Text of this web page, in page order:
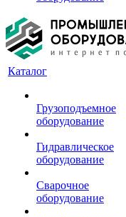
Каталог
Грузоподъемное
оборудование
Гидравлическое
оборудование
Сварочное
оборудование